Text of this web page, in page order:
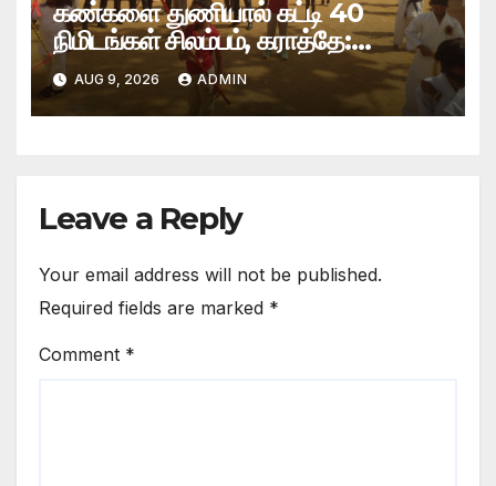
கண்களை துணியால் கட்டி 40
நிமிடங்கள் சிலம்பம், கராத்தே:
தஞ்சையில் 200-க்கும் மேற்பட்டோர்
பங்கேற்று உலக சாதனை
AUG 9, 2026 ADMIN
Leave a Reply
Your email address will not be published.
Required fields are marked *
Comment *